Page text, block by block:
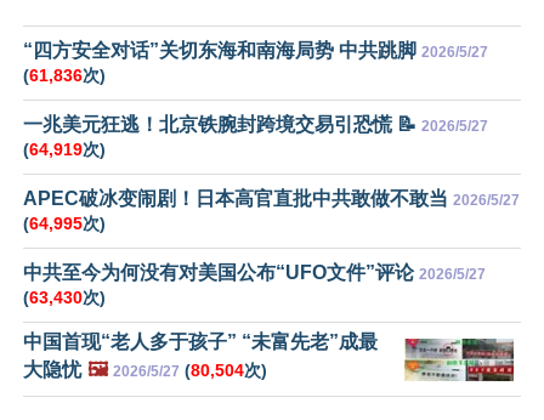
“四方安全对话”关切东海和南海局势 中共跳脚 2026/5/27
(61,836次)
一兆美元狂逃！北京铁腕封跨境交易引恐慌 📝 2026/5/27
(64,919次)
APEC破冰变闹剧！日本高官直批中共敢做不敢当 2026/5/27
(64,995次)
中共至今为何没有对美国公布“UFO文件”评论 2026/5/27
(63,430次)
中国首现“老人多于孩子” “未富先老”成最
大隐忧 🖼️ 2026/5/27 (80,504次)